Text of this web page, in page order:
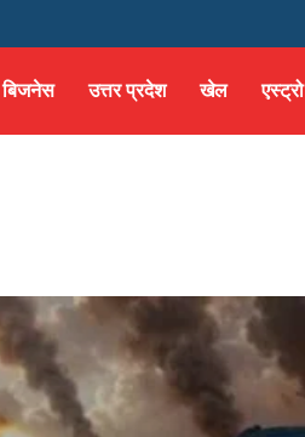
बिजनेस उत्तर प्रदेश खेल एस्ट्रो